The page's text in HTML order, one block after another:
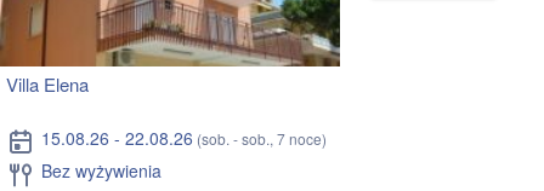
Villa Elena
15.08.26 - 22.08.26 (sob. - sob., 7 noce)
Bez wyżywienia